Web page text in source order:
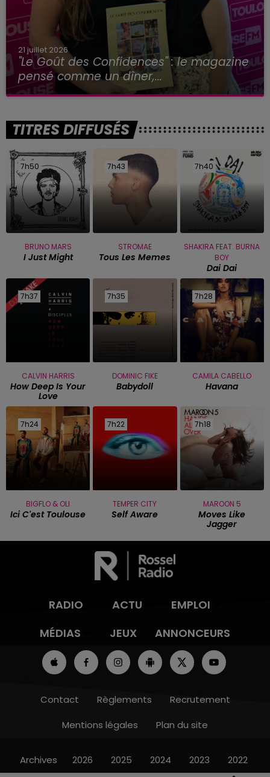
21 juillet 2026
"Le Goût des Confidences" : le magazine
pensé comme un dîner,...
TITRES DIFFUSÉS
7h50
7h50
BRUNO MARS
I Just Might
7h43
7h43
STROMAE
Tous Les Memes
7h40
7h40
SHAKIRA FEAT. BURNA
BOY
Dai Dai
7h37
7h37
CALVIN HARRIS
How Deep Is Your
Love
7h35
7h35
DOMINIC FIKE
Babydoll
7h28
7h28
CAMILA CABELLO
Havana
7h24
7h24
BIGFLO & OLI
Ici C'est Toulouse
7h22
7h22
TEMPER CITY
Self Aware
7h18
7h18
MAROON 5
Moves Like
Jagger
RADIO ACTU
EMPLOI
MÉDIAS
JEUX ANNONCEURS
Contact Règlements
Recrutement
Mentions légales
Plan du site
Archives 2026 2025 2024 2023 2022